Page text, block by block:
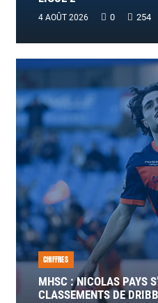
4 AOÛT 2026 0 254
CHIFFRES
MHSC : NICOLAS PAYS
CLASSEMENTS DE